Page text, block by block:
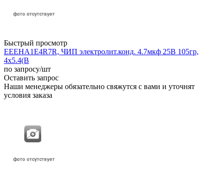
Быстрый просмотр
EEEHA1E4R7R, ЧИП электролит.конд. 4.7мкф 25В 105гр,
4x5.4(B
по запросу/шт
Оставить запрос
Наши менеджеры обязательно свяжутся с вами и уточнят
условия заказа